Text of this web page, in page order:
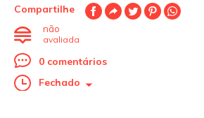
Compartilhe
não
avaliada
0 comentários
Fechado